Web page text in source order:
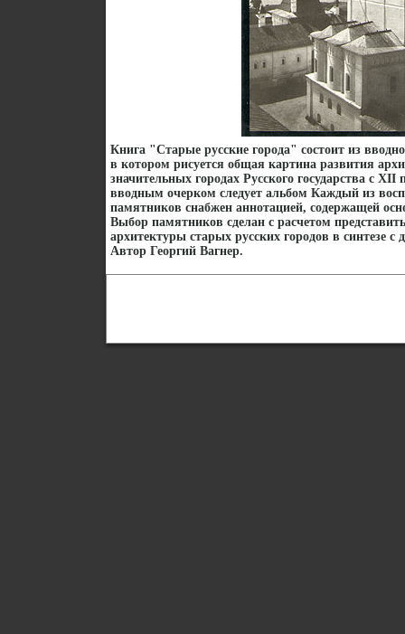
Книга "Старые русские города" состоит из
в котором рисуется общая картина развития
значительных городах Русского государства с
вводным очерком следует альбом Каждый из
памятников снабжен аннотацией, содержащей
Выбор памятников сделан с расчетом
архитектуры старых русских городов в синтезе с
Автор Георгий Вагнер.